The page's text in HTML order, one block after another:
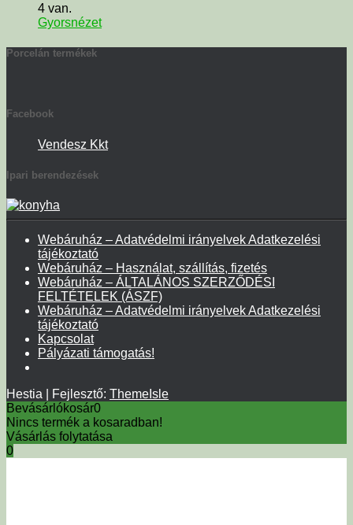
4 van.
Gyorsnézet
Porcelán termékek
Facebook
Vendesz Kkt
Ipari berendezések
Webáruház – Adatvédelmi irányelvek Adatkezelési
tájékoztató
Webáruház – Használat, szállítás, fizetés
Webáruház – ÁLTALÁNOS SZERZŐDÉSI
FELTÉTELEK (ÁSZF)
Webáruház – Adatvédelmi irányelvek Adatkezelési
tájékoztató
Kapcsolat
Pályázati támogatás!
Hestia | Fejlesztő: ThemeIsle
Bevásárlókosár0
Nincs termék a kosaradban!
Vásárlás folytatása
0